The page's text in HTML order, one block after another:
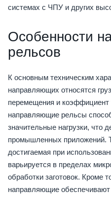
системах с ЧПУ и других
Особенности
рельсов
К основным техническим
направляющих относятся
перемещения и
направляющие рельсы
значительные нагрузки, что
промышленных приложений.
достигаемая при
варьируется в пределах
обработки заготовок. Кроме
направляющие